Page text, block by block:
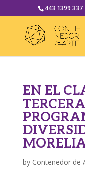
443 1399 337
EN EL
by Contenedor de